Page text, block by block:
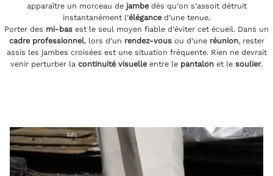
apparaître un morceau de jambedès qu’on s’assoit détruit
instantanément l’éléganced’une tenue.
Porter des mi-bas est le seul moyen fiable d’éviter cet écueil. Dans un
cadre professionnel, lors d’un rendez-vousou d’une réunion, rester
assis les jambes croisées est une situation fréquente. Rien ne devrait
venir perturber la continuité visuelleentre le pantalon et le soulier.